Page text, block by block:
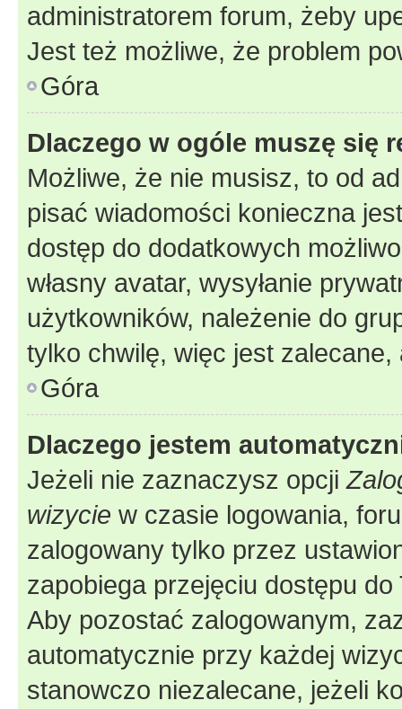
administratorem forum, żeby
Jest też możliwe, że problem
Góra
Dlaczego w ogóle muszę się
Możliwe, że nie musisz, to od
pisać wiadomości konieczna
dostęp do dodatkowych
własny avatar, wysyłanie
użytkowników, należenie do
tylko chwilę, więc jest zalecane,
Góra
Dlaczego jestem
Jeżeli nie zaznaczysz opcji
wizycie w czasie logowania,
zalogowany tylko przez
zapobiega przejęciu dostępu
Aby pozostać zalogowanym,
automatycznie przy każdej
stanowczo niezalecane, jeżeli